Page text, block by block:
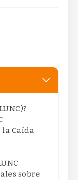
la Caída
sobre